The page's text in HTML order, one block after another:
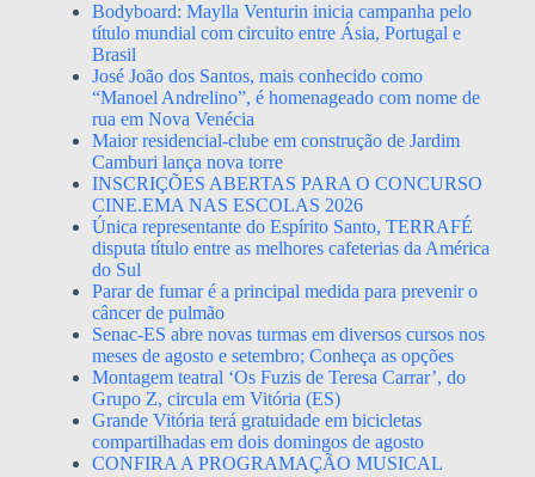
Bodyboard: Maylla Venturin inicia campanha pelo
título mundial com circuito entre Ásia, Portugal e
Brasil
José João dos Santos, mais conhecido como
“Manoel Andrelino”, é homenageado com nome de
rua em Nova Venécia
Maior residencial-clube em construção de Jardim
Camburi lança nova torre
INSCRIÇÕES ABERTAS PARA O CONCURSO
CINE.EMA NAS ESCOLAS 2026
Única representante do Espírito Santo, TERRAFÉ
disputa título entre as melhores cafeterias da América
do Sul
Parar de fumar é a principal medida para prevenir o
câncer de pulmão
Senac-ES abre novas turmas em diversos cursos nos
meses de agosto e setembro; Conheça as opções
Montagem teatral ‘Os Fuzis de Teresa Carrar’, do
Grupo Z, circula em Vitória (ES)
Grande Vitória terá gratuidade em bicicletas
compartilhadas em dois domingos de agosto
CONFIRA A PROGRAMAÇÃO MUSICAL